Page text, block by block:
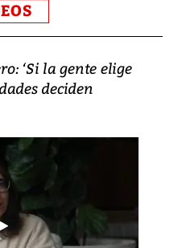
‘Si la gente elige
deciden